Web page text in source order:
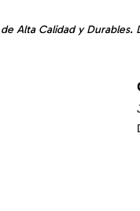
Alta Calidad y